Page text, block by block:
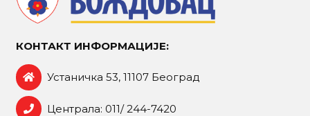
КОНТАКТ ИНФОРМАЦИЈЕ:
Устаничка 53, 11107 Београд
Централа: 011/ 244-7420